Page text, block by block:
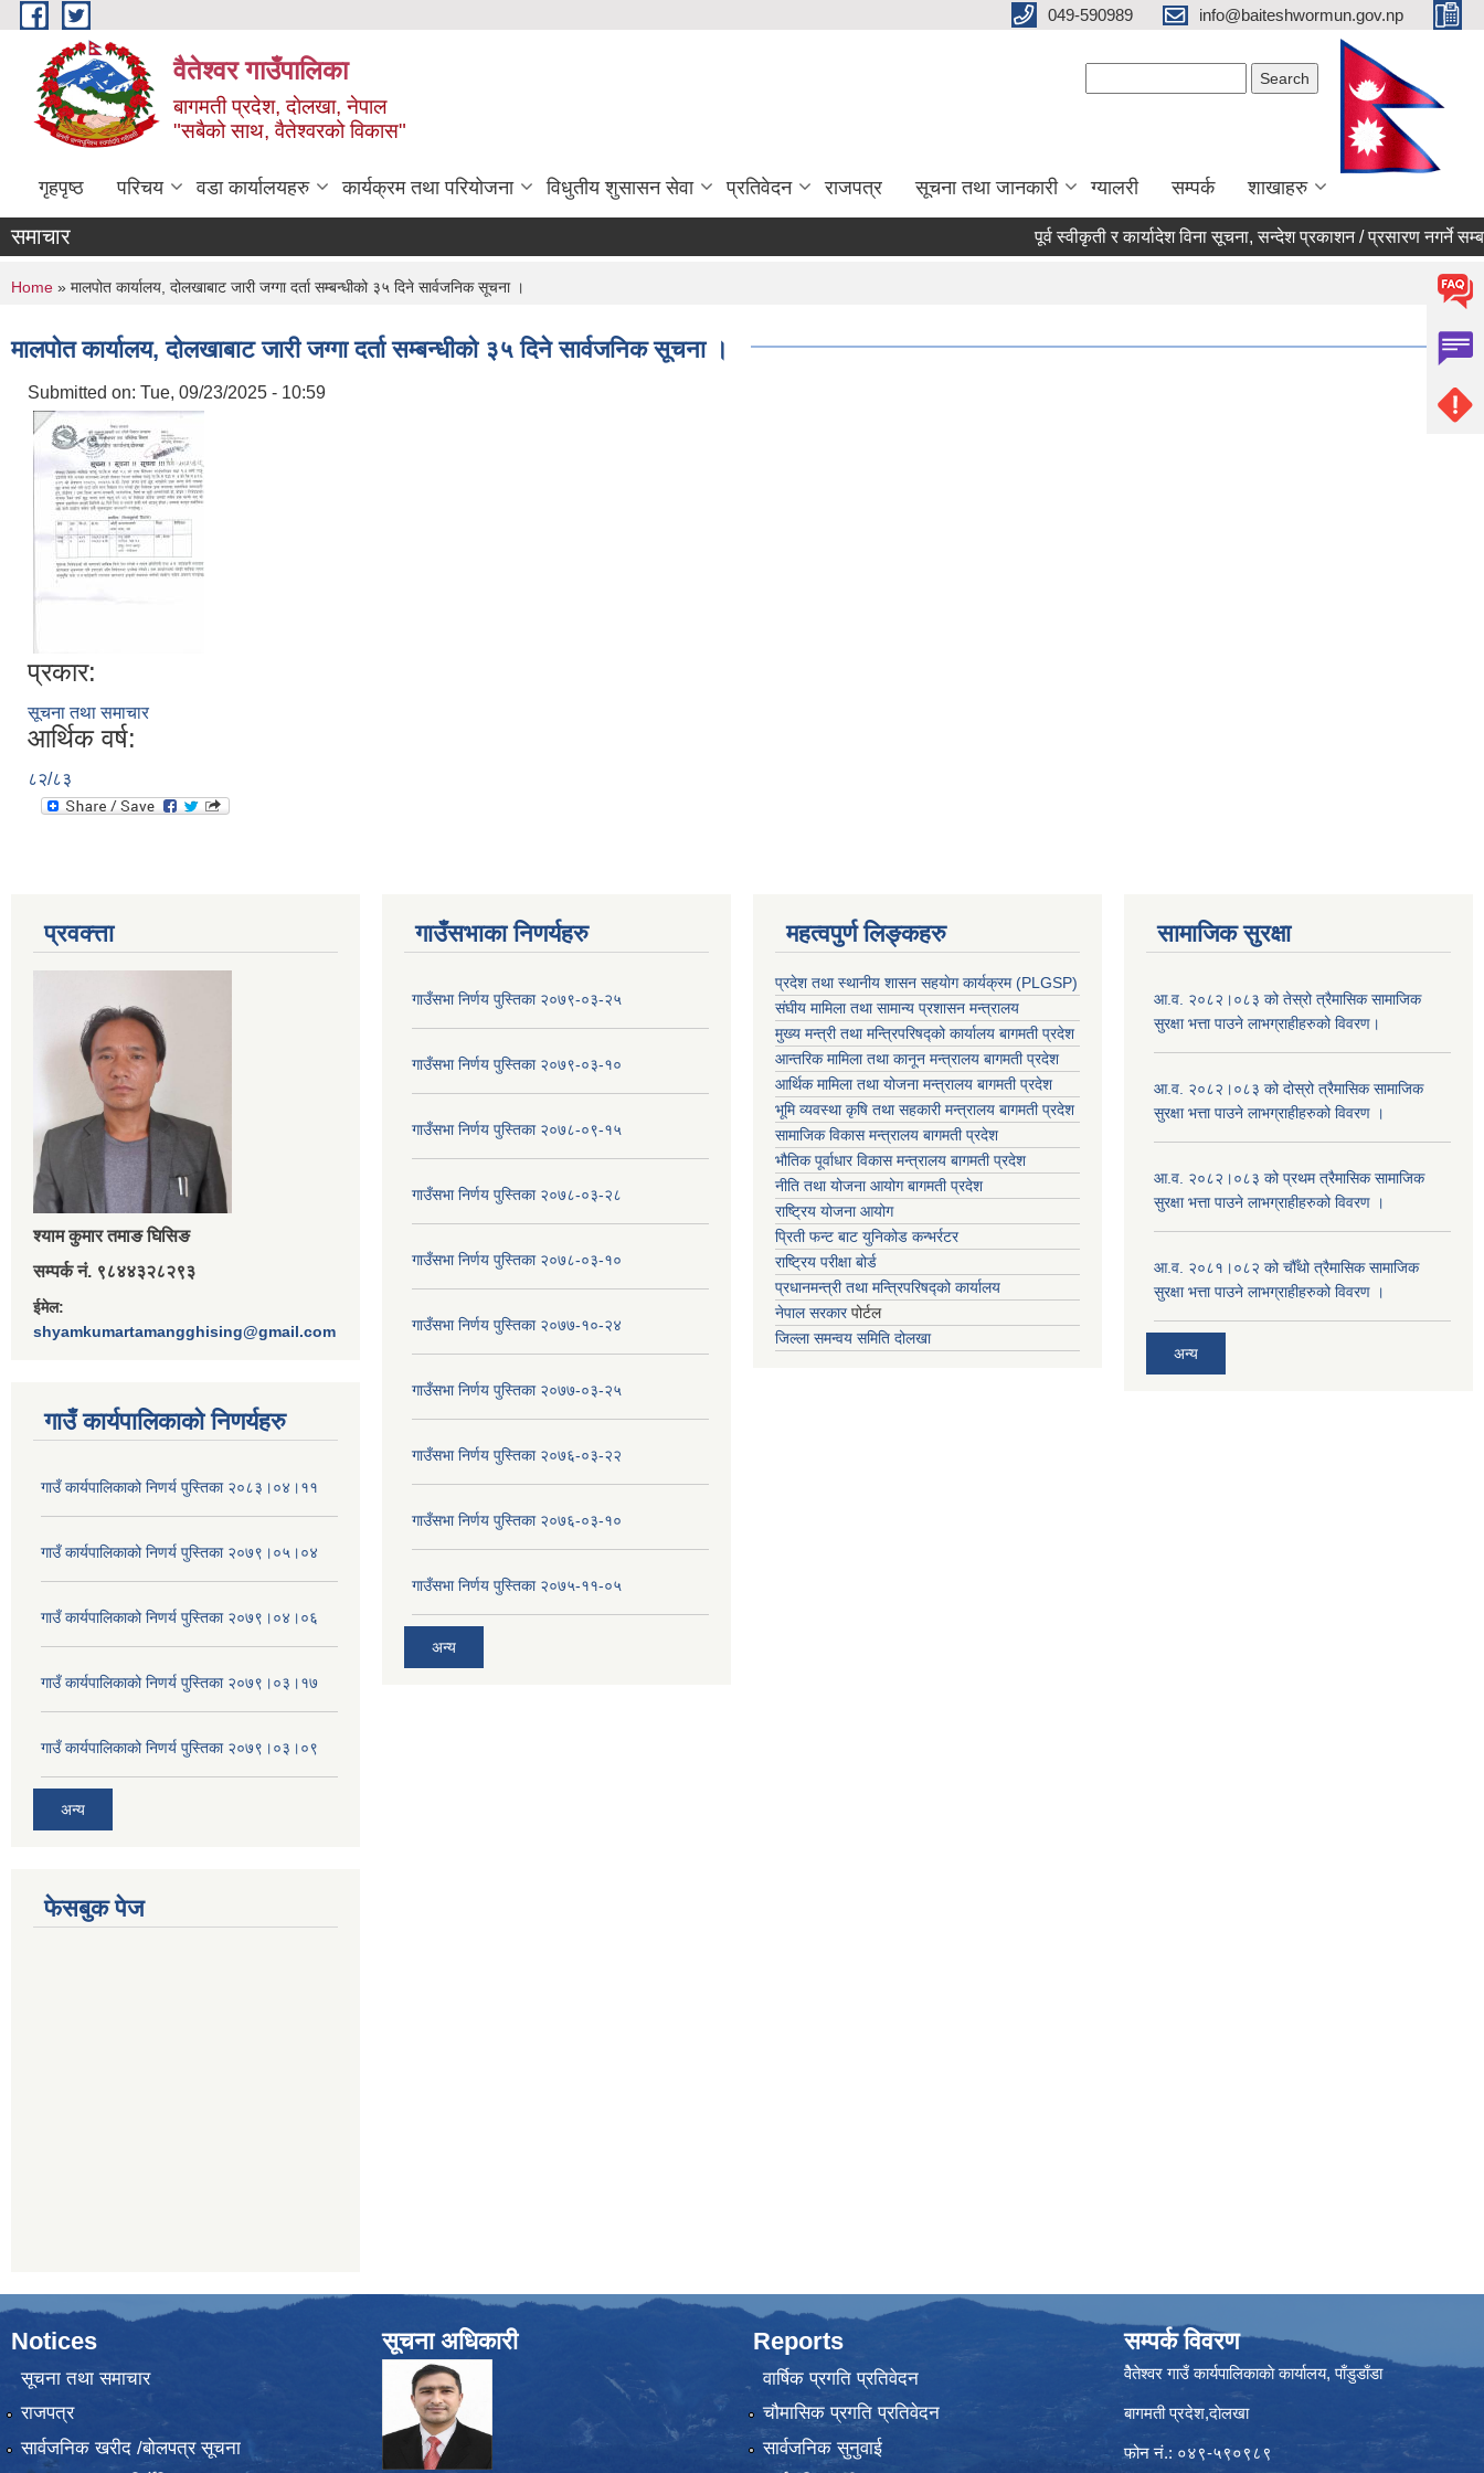
Skip to main content 049-590989 info@baiteshwormun.gov.np
वैतेश्वर गाउँपालिका
बागमती प्रदेश, दाेलखा, नेपाल
"सबैको साथ, वैतेश्वरको विकास"
गृहपृष्ठ परिचय वडा कार्यालयहरु कार्यक्रम तथा परियोजना विधुतीय शुसासन सेवा प्रतिवेदन राजपत्र सूचना तथा जानकारी ग्यालरी सम्पर्क शाखाहरु
समाचार पूर्व स्वीकृती र कार्यादेश विना सूचना, सन्देश प्रकाशन / प्रसारण नगर्ने सम्बन्धी
You are here
Home » मालपोत कार्यालय, दोलखाबाट जारी जग्गा दर्ता सम्बन्धीको ३५ दिने सार्वजनिक सूचना ।
मालपोत कार्यालय, दोलखाबाट जारी जग्गा दर्ता सम्बन्धीको ३५ दिने सार्वजनिक सूचना ।
Submitted on: Tue, 09/23/2025 - 10:59
प्रकार:
सूचना तथा समाचार
आर्थिक वर्ष:
८२/८३
प्रवक्त्ता
श्‍याम कुमार तमाङ घिसिङ
सम्पर्क नं. ९८४४३२८२९३
ईमेल:
shyamkumartamangghising@gmail.com
गाउँ कार्यपालिकाकाे निणर्यहरु
गाउँ कार्यपालिकाको निणर्य पुस्तिका २०८३।०४।११
गाउँ कार्यपालिकाको निणर्य पुस्तिका २०७९।०५।०४
गाउँ कार्यपालिकाको निणर्य पुस्तिका २०७९।०४।०६
गाउँ कार्यपालिकाको निणर्य पुस्तिका २०७९।०३।१७
गाउँ कार्यपालिकाको निणर्य पुस्तिका २०७९।०३।०९
अन्य
गाउँसभाका निणर्यहरु
गाउँसभा निर्णय पुस्तिका २०७९-०३-२५
गाउँसभा निर्णय पुस्तिका २०७९-०३-१०
गाउँसभा निर्णय पुस्तिका २०७८-०९-१५
गाउँसभा निर्णय पुस्तिका २०७८-०३-२८
गाउँसभा निर्णय पुस्तिका २०७८-०३-१०
गाउँसभा निर्णय पुस्तिका २०७७-१०-२४
गाउँसभा निर्णय पुस्तिका २०७७-०३-२५
गाउँसभा निर्णय पुस्तिका २०७६-०३-२२
गाउँसभा निर्णय पुस्तिका २०७६-०३-१०
गाउँसभा निर्णय पुस्तिका २०७५-११-०५
अन्य
महत्वपुर्ण लिङ्कहरु
प्रदेश तथा स्थानीय शासन सहयाेग कार्यक्रम (PLGSP)
संघीय मामिला तथा सामान्य प्रशासन मन्त्रालय
मुख्य मन्त्री तथा मन्त्रिपरिषद्को कार्यालय बागमती प्रदेश
आन्तरिक मामिला तथा कानून मन्त्रालय बागमती प्रदेश
आर्थिक मामिला तथा योजना मन्त्रालय बागमती प्रदेश
भूमि व्यवस्था कृषि तथा सहकारी मन्त्रालय बागमती प्रदेश
सामाजिक विकास मन्त्रालय बागमती प्रदेश
भौतिक पूर्वाधार विकास मन्त्रालय बागमती प्रदेश
नीति तथा योजना आयोग बागमती प्रदेश
राष्ट्रिय योजना आयोग
प्रिती फन्ट बाट युनिकोड कन्भर्रटर
राष्ट्रिय परीक्षा बोर्ड
प्रधानमन्त्री तथा मन्त्रिपरिषद्को कार्यालय
नेपाल सरकारपोर्टल
जिल्ला समन्वय समिति दोलखा
सामाजिक सुरक्षा
आ.व. २०८२।०८३ को तेस्रो त्रैमासिक सामाजिक
सुरक्षा भत्ता पाउने लाभग्राहीहरुको विवरण।
आ.व. २०८२।०८३ को दोस्रो त्रैमासिक सामाजिक
सुरक्षा भत्ता पाउने लाभग्राहीहरुको विवरण ।
आ.व. २०८२।०८३ को प्रथम त्रैमासिक सामाजिक
सुरक्षा भत्ता पाउने लाभग्राहीहरुको विवरण ।
आ.व. २०८१।०८२ को चौँथो त्रैमासिक सामाजिक
सुरक्षा भत्ता पाउने लाभग्राहीहरुको विवरण ।
अन्य
फेसबुक पेज
Notices
सूचना तथा समाचार
राजपत्र
सार्वजनिक खरीद /बोलपत्र सूचना
सूचना अधिकारी Reports
वार्षिक प्रगति प्रतिवेदन
चौमासिक प्रगति प्रतिवेदन
सार्वजनिक सुनुवाई
सम्पर्क विवरण
वैेतेश्वर गाउँ कार्यपालिकाकाे कार्यालय, पाँडुडाँडा
बागमती‌ प्रदेश,दाेलखा
फोन नं.: ०४९-५९०९८९